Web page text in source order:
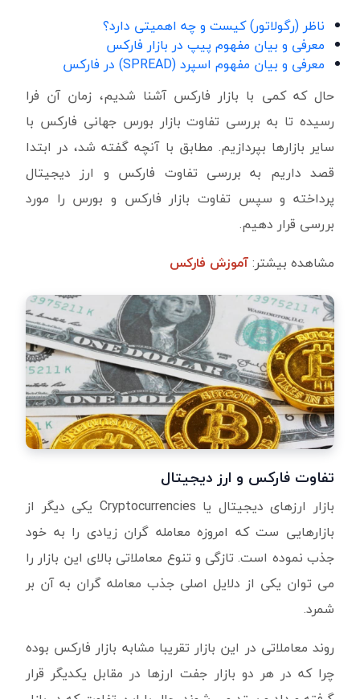
ناظر (رگولاتور) کیست و چه اهمیتی دارد؟
معرفی و بیان مفهوم پیپ در بازار فارکس
معرفی و بیان مفهوم اسپرد (SPREAD) در فارکس
حال که کمی با بازار فارکس آشنا شدیم، زمان آن فرا
رسیده تا به بررسی تفاوت بازار بورس جهانی فارکس با
سایر بازارها بپردازیم. مطابق با آنچه گفته شد، در ابتدا
قصد داریم به بررسی تفاوت فارکس و ارز دیجیتال
پرداخته و سپس تفاوت بازار فارکس و بورس را مورد
بررسی قرار دهیم.
مشاهده بیشتر:آموزش فارکس
تفاوت فارکس و ارز دیجیتال
بازار ارزهای دیجیتال یا Cryptocurrencies یکی دیگر از
بازارهایی ست که امروزه معامله گران زیادی را به خود
جذب نموده است. تازگی و تنوع معاملاتی بالای این بازار را
می توان یکی از دلایل اصلی جذب معامله گران به آن بر
شمرد.
روند معاملاتی در این بازار تقریبا مشابه بازار فارکس بوده
چرا که در هر دو بازار جفت ارزها در مقابل یکدیگر قرار